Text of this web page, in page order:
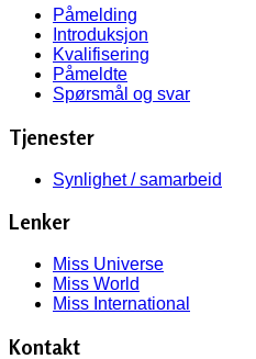
Påmelding
Introduksjon
Kvalifisering
Påmeldte
Spørsmål og svar
Tjenester
Synlighet / samarbeid
Lenker
Miss Universe
Miss World
Miss International
Kontakt